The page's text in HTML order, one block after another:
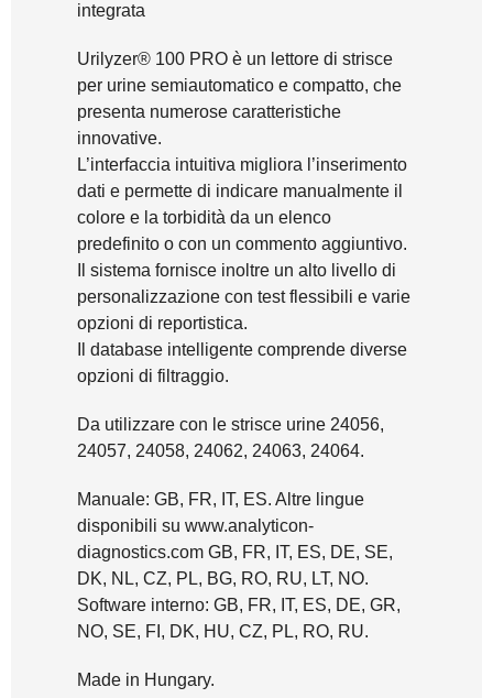
integrata
Urilyzer® 100 PRO è un lettore di strisce
per urine semiautomatico e compatto, che
presenta numerose caratteristiche
innovative.
L’interfaccia intuitiva migliora l’inserimento
dati e permette di indicare manualmente il
colore e la torbidità da un elenco
predefinito o con un commento aggiuntivo.
Il sistema fornisce inoltre un alto livello di
personalizzazione con test flessibili e varie
opzioni di reportistica.
Il database intelligente comprende diverse
opzioni di filtraggio.
Da utilizzare con le strisce urine 24056,
24057, 24058, 24062, 24063, 24064.
Manuale: GB, FR, IT, ES. Altre lingue
disponibili su www.analyticon-
diagnostics.com GB, FR, IT, ES, DE, SE,
DK, NL, CZ, PL, BG, RO, RU, LT, NO.
Software interno: GB, FR, IT, ES, DE, GR,
NO, SE, FI, DK, HU, CZ, PL, RO, RU.
Made in Hungary.